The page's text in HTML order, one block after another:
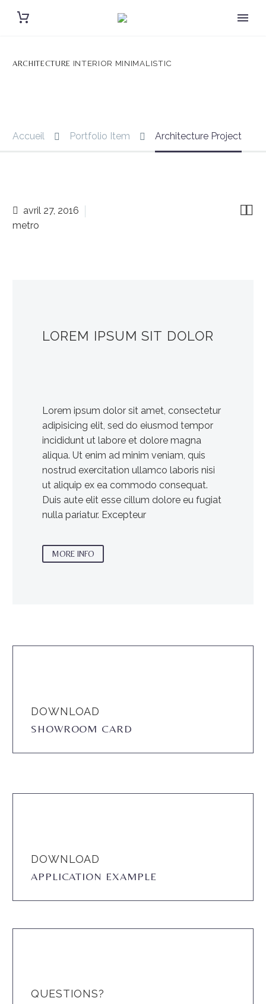
ARCHITECTURE INTERIOR MINIMALISTIC
Accueil Portfolio Item Architecture Project

avril 27, 2016
metro
LOREM IPSUM SIT DOLOR
Lorem ipsum dolor sit amet, consectetur
adipisicing elit, sed do eiusmod tempor
incididunt ut labore et dolore magna
aliqua. Ut enim ad minim veniam, quis
nostrud exercitation ullamco laboris nisi
ut aliquip ex ea commodo consequat.
Duis aute elit esse cillum dolore eu fugiat
nulla pariatur. Excepteur
MORE INFO
DOWNLOAD
SHOWROOM CARD
DOWNLOAD
APPLICATION EXAMPLE
QUESTIONS?